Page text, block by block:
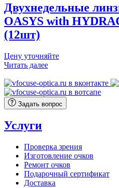
Двухнедельные
OASYS with
(12шт)
Цену уточняйте
Читать далее
Задать вопрос
Услуги
Проверка зрения
Изготовление очков
Ремонт очков
Подарочный сертификат
Доставка